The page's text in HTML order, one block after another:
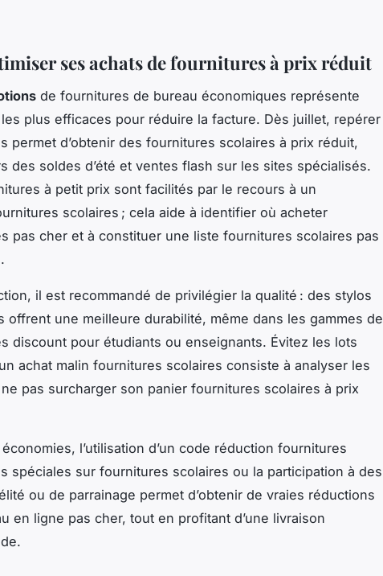
ses achats de fournitures à prix réduit
de fournitures de bureau économiques représente
les plus efficaces pour réduire la facture. Dès juillet, repérer
permet d’obtenir des fournitures scolaires à prix réduit,
des soldes d’été et ventes flash sur les sites spécialisés.
à petit prix sont facilités par le recours à un
scolaires ; cela aide à identifier où acheter
pas cher et à constituer une liste fournitures scolaires pas
il est recommandé de privilégier la qualité : des stylos
offrent une meilleure durabilité, même dans les gammes de
discount pour étudiants ou enseignants. Évitez les lots
achat malin fournitures scolaires consiste à analyser les
pas surcharger son panier fournitures scolaires à prix
l’utilisation d’un code réduction fournitures
spéciales sur fournitures scolaires ou la participation à des
ou de parrainage permet d’obtenir de vraies réductions
en ligne pas cher, tout en profitant d’une livraison